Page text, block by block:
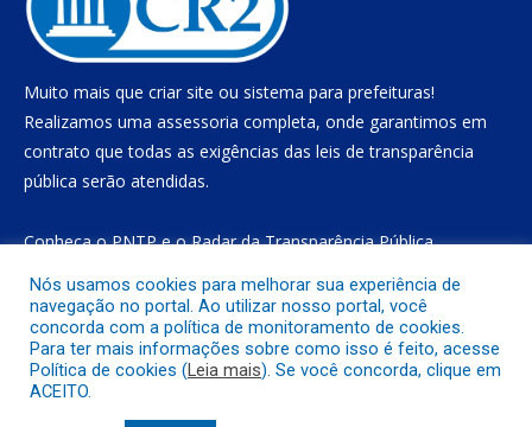
Muito mais que criar site ou sistema para prefeituras!
Realizamos uma assessoria completa, onde garantimos em
contrato que todas as exigências das leis de transparência
pública serão atendidas.
Conheça oPNTPe oRadar da Transparência Pública
Todos os direitos reservados a Prefeitura Municipal de Gurupá
Mapa do Site
Acessar o Webmail
Nós usamos cookies para melhorar sua experiência de
navegação no portal. Ao utilizar nosso portal, você
concorda com a política de monitoramento de cookies.
Para ter mais informações sobre como isso é feito, acesse
Política de cookies (Leia mais). Se você concorda, clique em
ACEITO.